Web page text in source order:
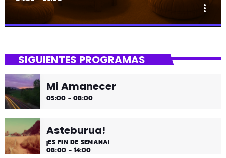
more_vert
Hora de desconectar de todo
Es hora de ir desconectando, y qué mejor que hacerlo
con sonidos que nos transportan, tal vez, a islas
SIGUIENTES PROGRAMAS
Mi Amanecer
05:00 - 08:00
Asteburua!
¡ES FIN DE SEMANA!
08:00 - 14:00